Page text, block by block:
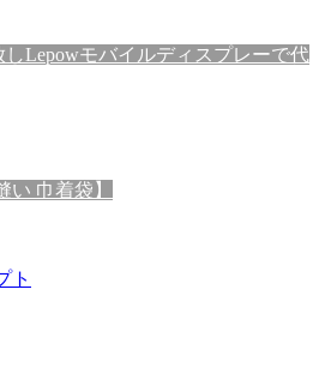
しLepowモバイルディスプレーで代
巾着袋】
ト